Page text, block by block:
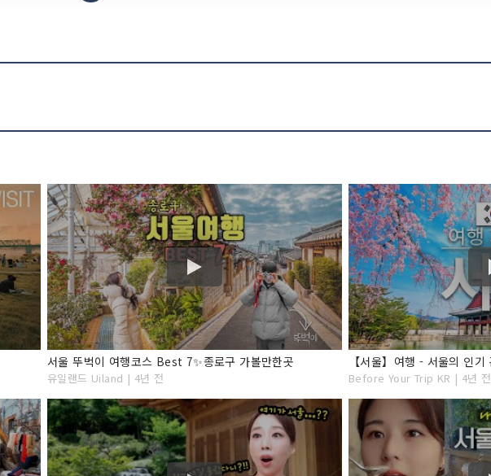
서울 뚜벅이 여행코스 Best 7✨종로구 가볼만한곳
유일랜드 Uiland | 4년 전 Before Your Trip KR | 4년 전